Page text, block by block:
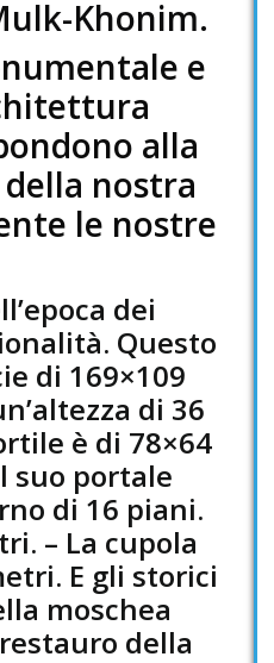
Khonim.
e
alla
nostra
le nostre
dei
Questo
di 169×109
di 36
è di 78×64
suo portale
di 16 piani.
– La cupola
E gli storici
moschea
della